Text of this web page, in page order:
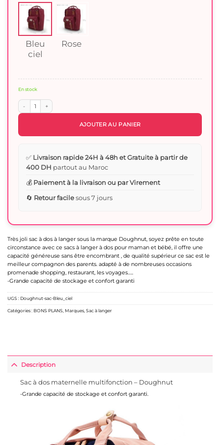
Très joli sac à dos à langer sous la marque Doughnut, soyez prête en toute
circonstance avec ce sacs à langer à dos pour maman et bébé, il offre une
capacité généreuse sans être encombrant , de qualité supérieur ce sac est le
meilleur compagnon des parents. adapté à de nombreuses occasions
promenade shopping, restaurant, les voyages…..
-Grande capacité de stockage et confort garanti
Bleu
ciel
Rose
En stock
quantité de Sac à dos maternelle multifonction - Doughnut
AJOUTER AU PANIER
✅ Livraison rapide 24H à 48h et Gratuite à partir de
400 DH partout au Maroc
💰 Paiement à la livraison ou par Virement
🔄 Retour facilesous 7 jours
UGS : Doughnut-sac-Bleu_ciel
Catégories : BONS PLANS, Marques,Sac à langer
Description
Sac à dos maternelle multifonction – Doughnut
-Grande capacité de stockage et confort garanti.